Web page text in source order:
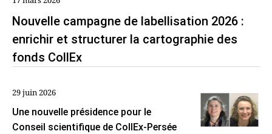
Nouvelle campagne de labellisation 2026 :
enrichir et structurer la cartographie des
fonds CollEx
29 juin 2026
Une nouvelle présidence pour le
Conseil scientifique de CollEx-Persée